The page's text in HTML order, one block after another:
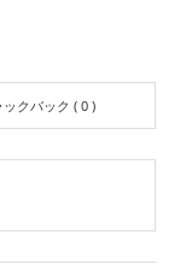
ックバック ( 0 )